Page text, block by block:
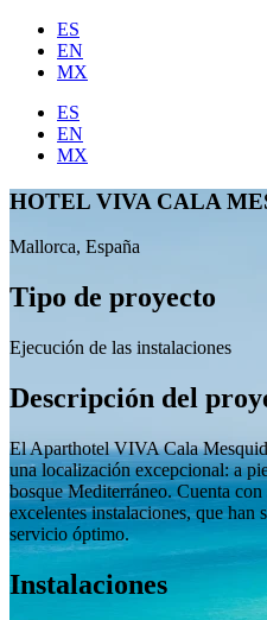
ES
EN
MX
ES
EN
MX
HOTEL VIVA CALA
Mallorca, España
Tipo de proyecto
Ejecución de las instalaciones
Descripción del
El Aparthotel VIVA Cala
una localización excepcional: a
bosque Mediterráneo. Cuenta
excelentes instalaciones, que han
servicio óptimo.
Instalaciones